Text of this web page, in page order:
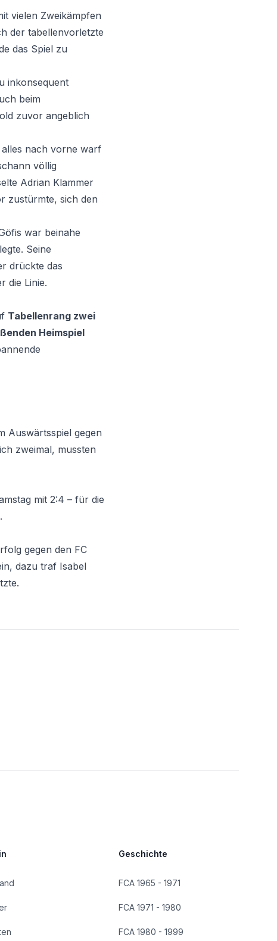
vielen Zweikämpfen
der tabellenvorletzte
das Spiel zu
inkonsequent
beim
zuvor angeblich
nach vorne warf
völlig
Adrian Klammer
zustürmte, sich den
war beinahe
Seine
drückte das
die Linie.
Tabellenrang zwei
Heimspiel
Auswärtsspiel gegen
zweimal, mussten
mit 2:4 – für die
gegen den FC
dazu traf Isabel
Geschichte
FCA 1965 - 1971
FCA 1971 - 1980
FCA 1980 - 1999